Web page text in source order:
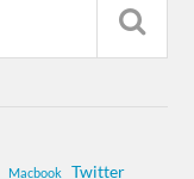
Macbook Twitter